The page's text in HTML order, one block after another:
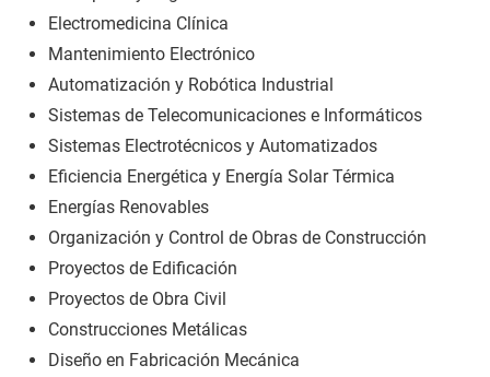
Electromedicina Clínica
Mantenimiento Electrónico
Automatización y Robótica Industrial
Sistemas de Telecomunicaciones e Informáticos
Sistemas Electrotécnicos y Automatizados
Eficiencia Energética y Energía Solar Térmica
Energías Renovables
Organización y Control de Obras de Construcción
Proyectos de Edificación
Proyectos de Obra Civil
Construcciones Metálicas
Diseño en Fabricación Mecánica